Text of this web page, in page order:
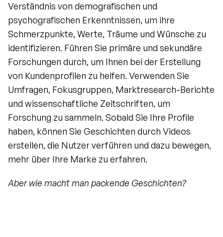
Verständnis von demografischen und
psychografischen Erkenntnissen, um ihre
Schmerzpunkte, Werte, Träume und Wünsche zu
identifizieren. Führen Sie primäre und sekundäre
Forschungen durch, um Ihnen bei der Erstellung
von Kundenprofilen zu helfen. Verwenden Sie
Umfragen, Fokusgruppen, Marktresearch-Berichte
und wissenschaftliche Zeitschriften, um
Forschung zu sammeln. Sobald Sie Ihre Profile
haben, können Sie Geschichten durch Videos
erstellen, die Nutzer verführen und dazu bewegen,
mehr über Ihre Marke zu erfahren.
Aber wie macht man packende Geschichten?